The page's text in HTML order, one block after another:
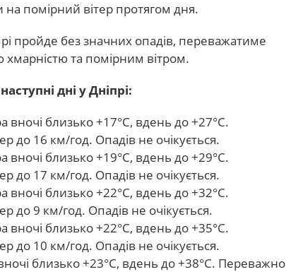
помірний вітер протягом дня.
пройде без значних опадів, переважатиме
та помірним вітром.
дні у Дніпрі:
вночі близько +17°С, вдень до +27°С.
до 16 км/год. Опадів не очікується.
вночі близько +19°С, вдень до +29°С.
до 17 км/год. Опадів не очікується.
вночі близько +22°С, вдень до +32°С.
до 9 км/год. Опадів не очікується.
вночі близько +22°С, вдень до +35°С.
до 10 км/год. Опадів не очікується.
близько +23°С, вдень до +38°С. Переважно